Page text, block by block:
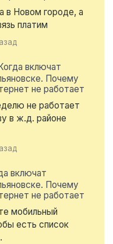
в Новом городе, а
платим
Когда включат
Почему
не работает
не работает
в ж.д. районе
включат
Почему
не работает
мобильный
есть список